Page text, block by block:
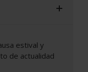
estival y
de actualidad